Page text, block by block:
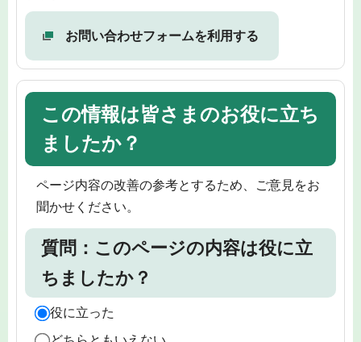
お問い合わせフォームを利用する
この情報は皆さまのお役に立ち
ましたか？
ページ内容の改善の参考とするため、ご意見をお
聞かせください。
質問：このページの内容は役に立
ちましたか？
役に立った